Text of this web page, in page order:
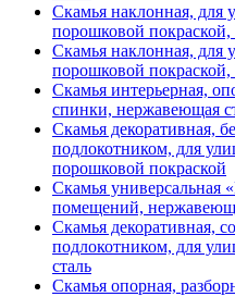
Скамья наклонная, для
порошковой
Скамья наклонная, для
порошковой
Скамья интерьерная,
спинки, нержавеющая
Скамья декоративная,
подлокотником, для
порошковой покраской
Скамья универсальная
помещений,
Скамья декоративная,
подлокотником, для
сталь
Скамья опорная,